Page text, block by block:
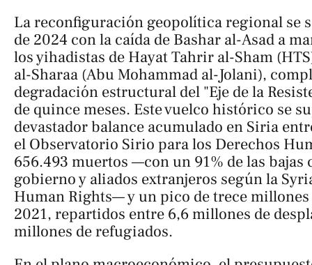
La reconfiguración geopolítica regional se
de 2024 con la caída de Bashar al-Asad a
los yihadistas de Hayat Tahrir al-Sham
al-Sharaa (Abu Mohammad al-Jolani),
degradación estructural del "Eje de la
de quince meses. Este vuelco histórico se
devastador balance acumulado en Siria
el Observatorio Sirio para los Derechos
656.493 muertos —con un 91% de las
gobierno y aliados extranjeros según la
Human Rights— y un pico de trece millones
2021, repartidos entre 6,6 millones de
millones de refugiados.